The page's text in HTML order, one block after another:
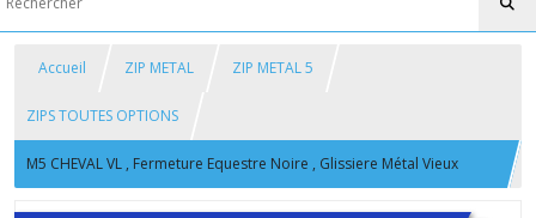
Accueil ZIP METAL ZIP METAL 5
ZIPS TOUTES OPTIONS
M5 CHEVAL VL , Fermeture Equestre Noire , Glissiere Métal Vieux
Laiton Classique ou Double Curseurs Bouche à Bouche